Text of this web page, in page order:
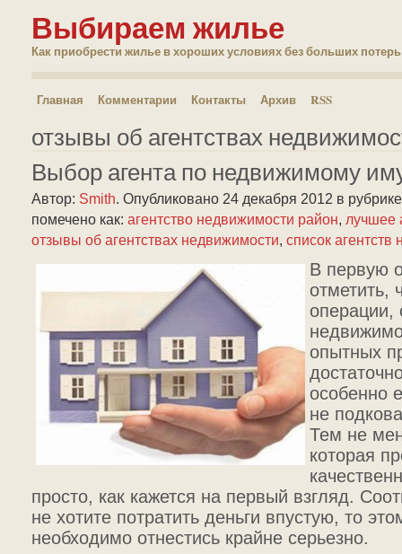
Выбираем жилье
Как приобрести жилье в хороших условиях без больших потерь
Главная Комментарии Контакты Архив RSS
отзывы об агентствах
Выбор агента по недвижимому
Автор: Smith. Опубликовано 24 декабря 2012 в
помечено как: агентство недвижимости район, лучшее
отзывы об агентствах недвижимости, список
В первую
отметить,
операции,
опытных
особенно
не
Тем не
которая
просто, как кажется на первый взгляд.
не хотите потратить деньги впустую, то
необходимо отнестись крайне серьезно.